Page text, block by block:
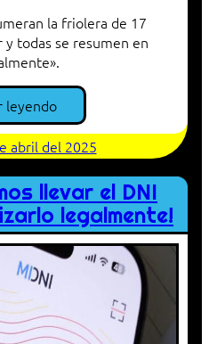
la friolera de 17
y todas se resumen en
leyendo
abril del 2025
llevar el DNI
legalmente!